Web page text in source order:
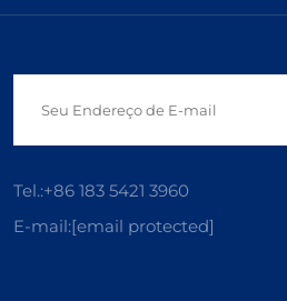
Tel.:+86 183 5421 3960
E-mail:[email protected]